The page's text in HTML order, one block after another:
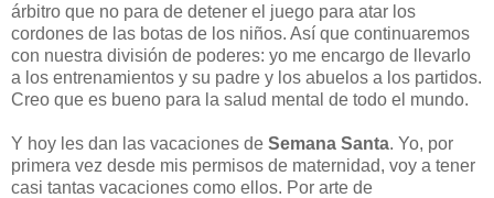
árbitro que no para de detener el juego para atar los
cordones de las botas de los niños. Así que continuaremos
con nuestra división de poderes: yo me encargo de llevarlo
a los entrenamientos y su padre y los abuelos a los partidos.
Creo que es bueno para la salud mental de todo el mundo.
Y hoy les dan las vacaciones de Semana Santa. Yo, por
primera vez desde mis permisos de maternidad, voy a tener
casi tantas vacaciones como ellos. Por arte de